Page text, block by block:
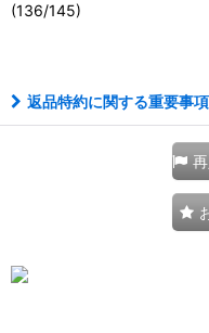
(136/145)
返品特約に関する重要事項